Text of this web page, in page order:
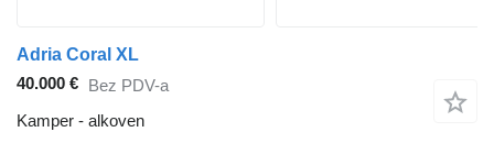
Adria Coral XL
40.000 € Bez PDV-a
Kamper - alkoven